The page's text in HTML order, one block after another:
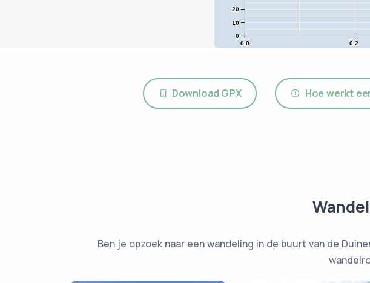
0.0 0.2
0
10
20
Download GPX Hoe werkt
Ben je opzoek naar een wandeling in de buurt van de